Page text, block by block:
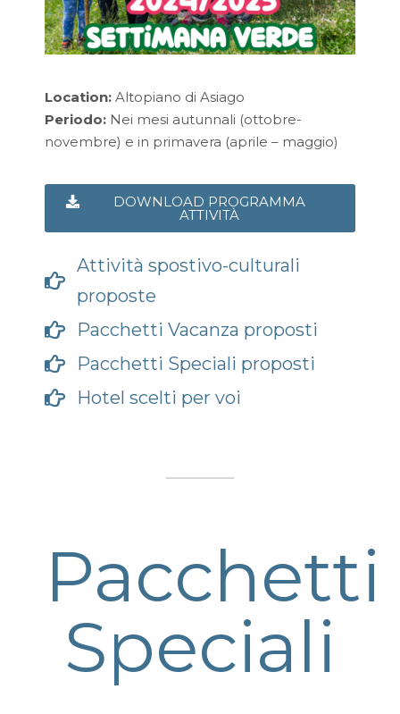
Location: Altopiano di Asiago
Periodo: Nei mesi autunnali (ottobre-
novembre) e in primavera (aprile – maggio)
DOWNLOAD PROGRAMMA
ATTIVITÀ
Attività spostivo-culturali
proposte
Pacchetti Vacanza proposti
Pacchetti Speciali proposti
Hotel scelti per voi
Pacchetti
Speciali